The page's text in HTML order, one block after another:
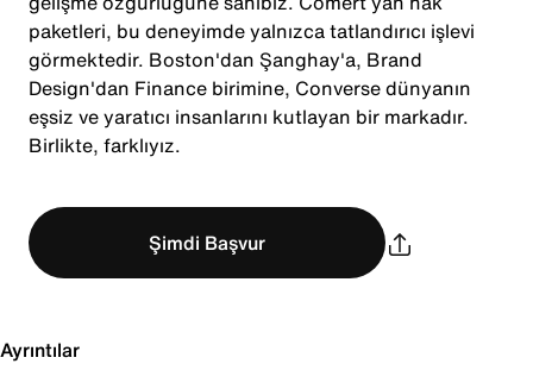
paketleri, bu deneyimde yalnızca tatlandırıcı işlevi
görmektedir. Boston'dan Şanghay'a, Brand
Design'dan Finance birimine, Converse dünyanın
eşsiz ve yaratıcı insanlarını kutlayan bir markadır.
Birlikte, farklıyız.
Şimdi Başvur
Ayrıntılar